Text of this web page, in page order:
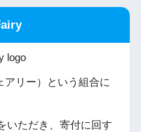
アリー）という組合に
いただき、寄付に回す